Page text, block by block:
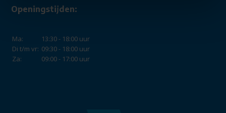
Openingstijden:
Ma:
13:30 - 18:00 uur
Di t/m vr: 09:30 - 18:00 uur
Za:
09:00 - 17:00 uur